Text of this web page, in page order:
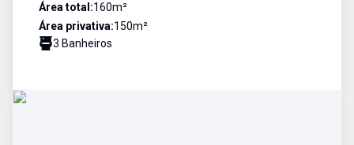
Área total:160m²
Área privativa:150m²
3 Banheiros